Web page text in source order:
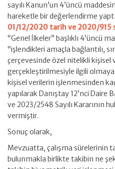
sayılı Kanun’un 4’üncü
hareketle bir değerlendirme
01/12/2020 tarih ve 2020/915
“Genel İlkeler” başlıklı 4’üncü
“işlendikleri amaçla bağlantılı,
çerçevesinde özel nitelikli kişisel
gerçekleştirilmesiyle ilgili
kişisel verilerin işlenmesinden
yapılarak Danıştay 12’nci Daire
ve 2023/2548 Sayılı Kararının
vermiştir.
Sonuç olarak,
Mevzuatta, çalışma sürelerinin
bulunmakla birlikte takibin ne